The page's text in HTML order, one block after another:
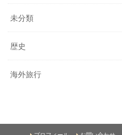
未分類
歴史
海外旅行